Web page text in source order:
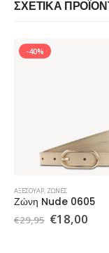
ΣΧΕΤΙΚΆ
-40%
ΑΞΕΣΟΥΆΡ, ΖΏΝΕΣ
Ζώνη Nude 0605
€29,95 Original
price
€18,00Η